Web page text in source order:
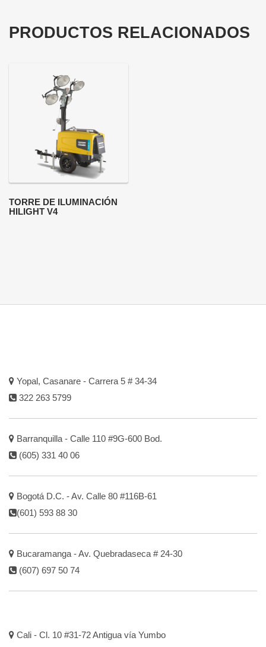
PRODUCTOS RELACIONADOS
TORRE DE ILUMINACIÓN
HILIGHT V4
Yopal, Casanare - Carrera 5 # 34-34
322 263 5799
Barranquilla - Calle 110 #9G-600 Bod.
(605) 331 40 06
Bogotá D.C. - Av. Calle 80 #116B-61
(601) 593 88 30
Bucaramanga - Av. Quebradaseca # 24-30
(607) 697 50 74
Cali - Cl. 10 #31-72 Antigua vía Yumbo